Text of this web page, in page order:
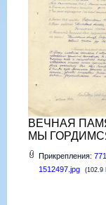
ВЕЧНАЯ
МЫ
Прикрепления:
1512497.jpg
(102.9